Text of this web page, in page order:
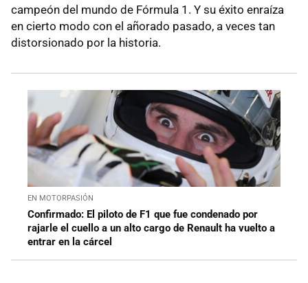
campeón del mundo de Fórmula 1. Y su éxito enraíza
en cierto modo con el añorado pasado, a veces tan
distorsionado por la historia.
EN MOTORPASIÓN
Confirmado: El piloto de F1 que fue condenado por
rajarle el cuello a un alto cargo de Renault ha vuelto a
entrar en la cárcel